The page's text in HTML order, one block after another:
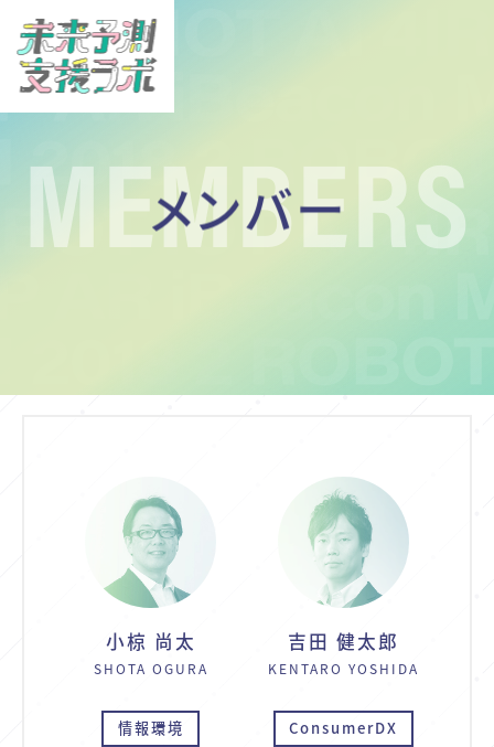
メンバー
MEMBERS
小椋 尚太
SHOTA OGURA
情報環境
吉田 健太郎
KENTARO YOSHIDA
ConsumerDX